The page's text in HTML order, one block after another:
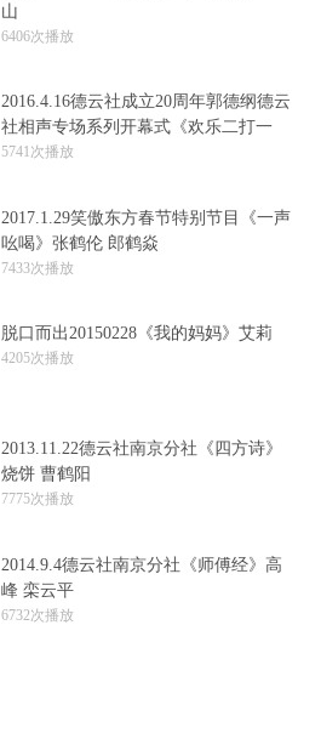
山
6406次播放
2016.4.16德云社成立20周年郭德纲德云
社相声专场系列开幕式《欢乐二打一
5741次播放
2017.1.29笑傲东方春节特别节目《一声
吆喝》张鹤伦 郎鹤焱
7433次播放
脱口而出20150228《我的妈妈》艾莉
4205次播放
2013.11.22德云社南京分社《四方诗》
烧饼 曹鹤阳
7775次播放
2014.9.4德云社南京分社《师傅经》高
峰 栾云平
6732次播放